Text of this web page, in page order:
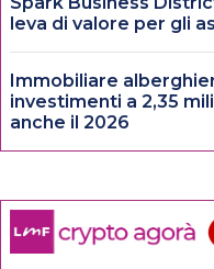
leva di valore per gli
Immobiliare
investimenti a 2,35
anche il 2026